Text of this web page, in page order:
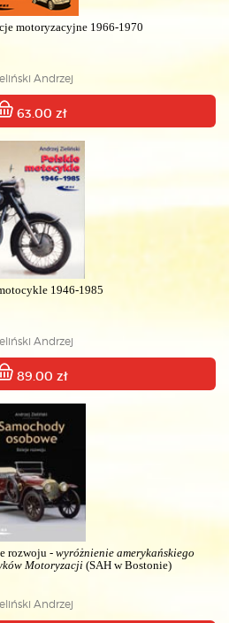
motoryzacyjne 1966-1970
Andrzej
63.00 zł
1946-1985
Andrzej
89.00 zł
rozwoju - wyróżnienie amerykańskiego
Motoryzacji (SAH w Bostonie)
Andrzej